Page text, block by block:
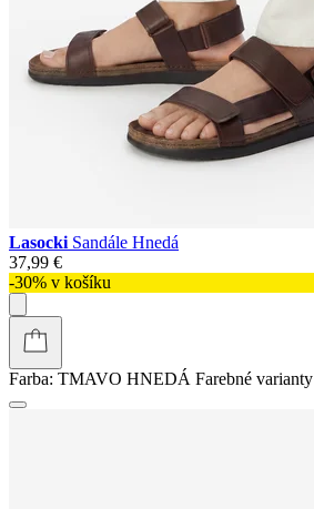
Lasocki Sandále Hnedá
37,99 €
-30% v košíku
Farba: TMAVO HNEDÁ Farebné varianty